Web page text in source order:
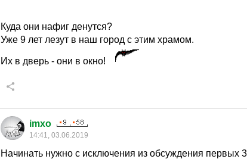
Куда они нафиг денутся?
Уже 9 лет лезут в наш город с этим храмом.
Их в дверь - они в окно!
imxo
14:41, 03.06.2019
Начинать нужно с исключения из обсуждения первых